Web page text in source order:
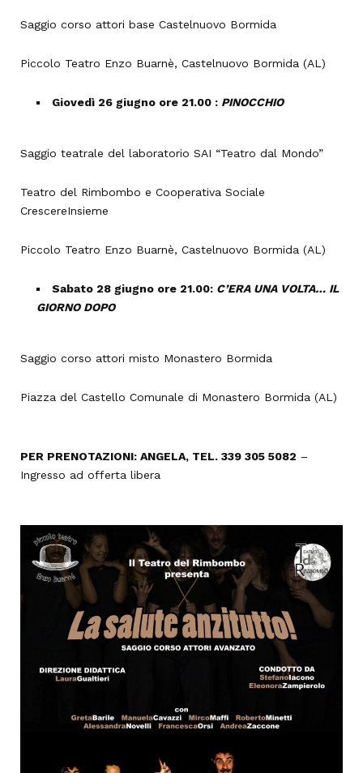
Saggio corso attori base Castelnuovo Bormida
Piccolo Teatro Enzo Buarnè, Castelnuovo Bormida (AL)
Giovedì 26 giugno ore 21.00 : PINOCCHIO
Saggio teatrale del laboratorio SAI “Teatro dal Mondo”
Teatro del Rimbombo e Cooperativa Sociale
CrescereInsieme
Piccolo Teatro Enzo Buarnè, Castelnuovo Bormida (AL)
Sabato 28 giugno ore 21.00: C’ERA UNA VOLTA… IL
GIORNO DOPO
Saggio corso attori misto Monastero Bormida
Piazza del Castello Comunale di Monastero Bormida (AL)
PER PRENOTAZIONI: ANGELA, TEL. 339 305 5082 –
Ingresso ad offerta libera